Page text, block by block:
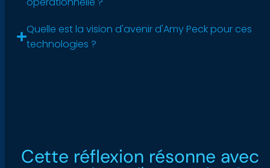
Quelle est la vision d'avenir d'Amy Peck pour ces
technologies ?
Cette réflexion résonne avec